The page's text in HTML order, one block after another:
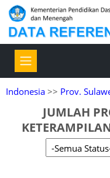
Indonesia >> Prov.
JUMLAH